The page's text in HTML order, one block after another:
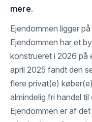
mere.
Ejendommen ligger
Ejendommen har et
konstrueret i 2026 på
april 2025 fandt den
flere privat(e)
almindelig fri handel
Ejendommen er af